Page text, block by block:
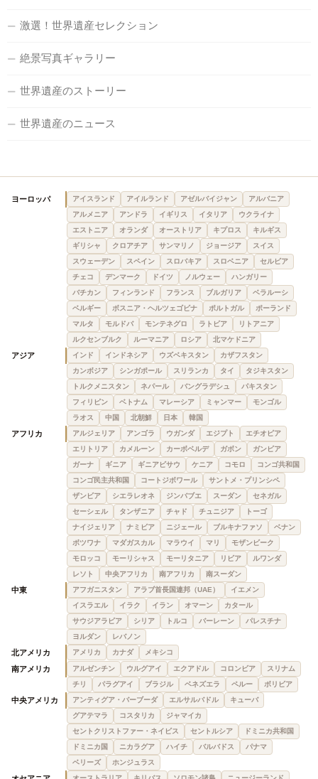
激選！世界遺産セレクション
絶景写真ギャラリー
世界遺産のストーリー
世界遺産のニュース
ヨーロッパ アイスランド アイルランド アゼルバイジャン
アルバニア
アルメニア
アンドラ イギリス イタリア
ウクライナ
エストニア
オランダ オーストリア キプロス
キルギス
ギリシャ
クロアチア サンマリノ ジョージア
スイス
スウェーデン
スペイン スロバキア スロベニア
セルビア
チェコ
デンマーク ドイツ ノルウェー
ハンガリー
バチカン
フィンランド フランス ブルガリア
ベラルーシ
ベルギー
ボスニア・ヘルツェゴビナ ポルトガル
ポーランド
マルタ
モルドバ モンテネグロ ラトビア
リトアニア
ルクセンブルク
ルーマニア ロシア 北マケドニア
アジア インド インドネシア ウズベキスタン
カザフスタン
カンボジア
シンガポール スリランカ タイ
タジキスタン
トルクメニスタン
ネパール バングラデシュ
パキスタン
フィリピン
ベトナム マレーシア ミャンマー
モンゴル
ラオス
中国 北朝鮮 日本 韓国
アフリカ アルジェリア アンゴラ ウガンダ エジプト
エチオピア
エリトリア
カメルーン カーボベルデ ガボン
ガンビア
ガーナ
ギニア ギニアビサウ ケニア コモロ
コンゴ共和国
コンゴ民主共和国
コートジボワール
サントメ・プリンシペ
ザンビア
シエラレオネ ジンバブエ スーダン
セネガル
セーシェル
タンザニア チャド チュニジア
トーゴ
ナイジェリア
ナミビア ニジェール ブルキナファソ
ベナン
ボツワナ
マダガスカル マラウイ マリ
モザンビーク
モロッコ
モーリシャス モーリタニア リビア
ルワンダ
レソト
中央アフリカ 南アフリカ 南スーダン
中東 アフガニスタン アラブ首長国連邦（UAE）
イエメン
イスラエル
イラク イラン オマーン
カタール
サウジアラビア
シリア トルコ バーレーン
パレスチナ
ヨルダン
レバノン
北アメリカ アメリカ カナダ メキシコ
南アメリカ アルゼンチン ウルグアイ エクアドル コロンビア
スリナム
チリ
パラグアイ ブラジル ベネズエラ ペルー ボリビア
中央アメリカ アンティグア・バーブーダ エルサルバドル
キューバ
グアテマラ
コスタリカ
ジャマイカ
セントクリストファー・ネイビス
セントルシア
ドミニカ共和国
ドミニカ国
ニカラグア ハイチ バルバドス
パナマ
ベリーズ
ホンジュラス